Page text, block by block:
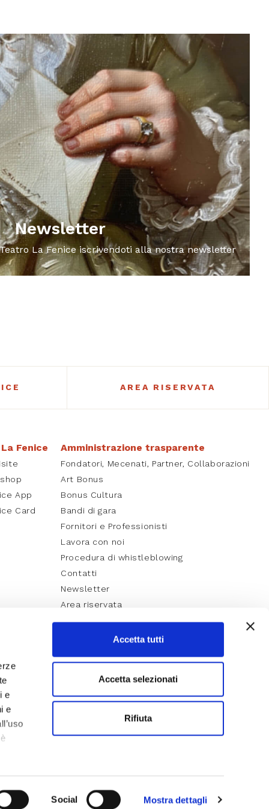
e
e
non
Social Mostra dettagli
Accetta tutti
Accetta selezionati
Rifiuta
Newsletter
La Fenice iscrivendoti alla nostra newsletter
AREA RISERVATA
Fenice
App
Card
Amministrazione trasparente
Fondatori, Mecenati, Partner, Collaborazioni
Art Bonus
Bonus Cultura
Bandi di gara
Fornitori e Professionisti
Lavora con noi
Procedura di whistleblowing
Contatti
Newsletter
Area riservata
Cookie Policy Lavora con noi